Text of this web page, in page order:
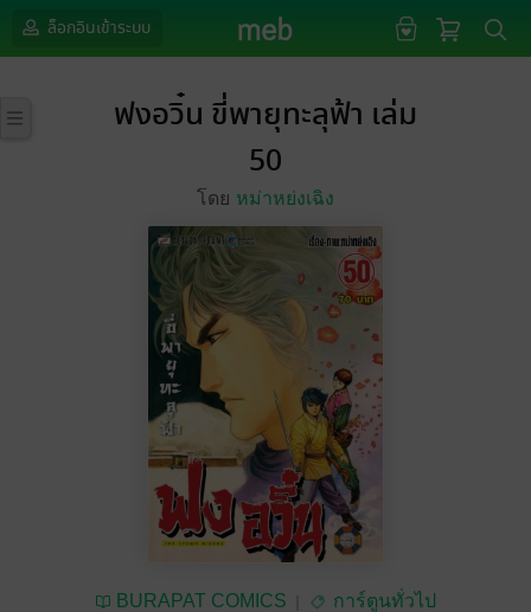
ล็อกอินเข้าระบบ
ฟงอวิ๋น ขี่พายุทะลุฟ้า เล่ม
50
โดย หม่าหย่งเฉิง
BURAPAT COMICS การ์ตูนทั่วไป